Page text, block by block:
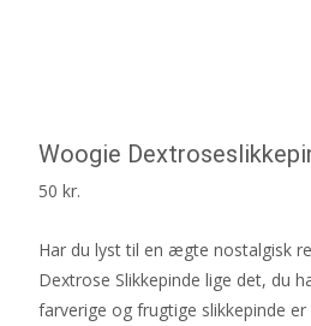
Woogie
50 kr.
Har du lyst til en ægte nostalgisk
Dextrose Slikkepinde lige det, du
farverige og frugtige slikkepinde